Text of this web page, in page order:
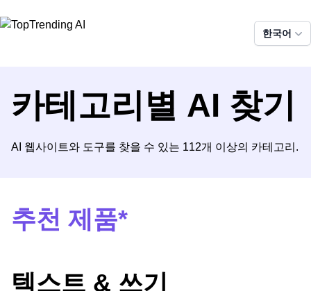
한국어
카테고리별 AI 찾기
AI 웹사이트와 도구를 찾을 수 있는 112개 이상의 카테고리.
추천 제품*
텍스트 & 쓰기